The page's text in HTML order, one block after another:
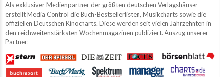
Als exklusiver Medienpartner der größten deutschen Verlagshäuser
erstellt Media Control die Buch-Bestsellerlisten, Musikcharts sowie die
offiziellen Deutschen Kinocharts. Diese werden seit vielen Jahrzehnten in
den reichweitenstärksten Wochenmagazinen publiziert. Auszug unserer
Partner: